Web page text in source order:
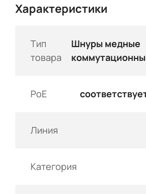
Характеристики
Тип
товара
Шнуры медные
PoE
Линия
Категория